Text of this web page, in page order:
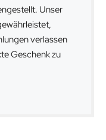
Unser
verlassen
Geschenk zu